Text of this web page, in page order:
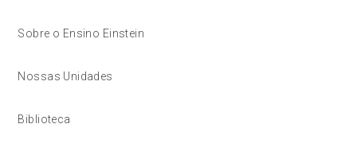
Sobre o Ensino Einstein
Nossas Unidades
Biblioteca